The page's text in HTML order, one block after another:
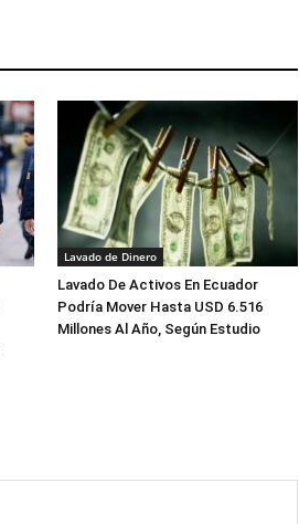
Lavado de Dinero
Lavado De Activos En Ecuador
Podría Mover Hasta USD 6.516
Millones Al Año, Según Estudio